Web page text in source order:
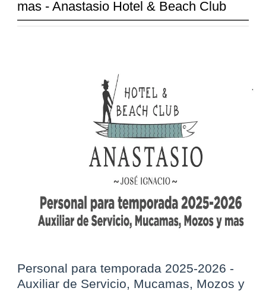
mas - Anastasio Hotel & Beach Club
Personal para temporada 2025-2026 -
Auxiliar de Servicio, Mucamas, Mozos y